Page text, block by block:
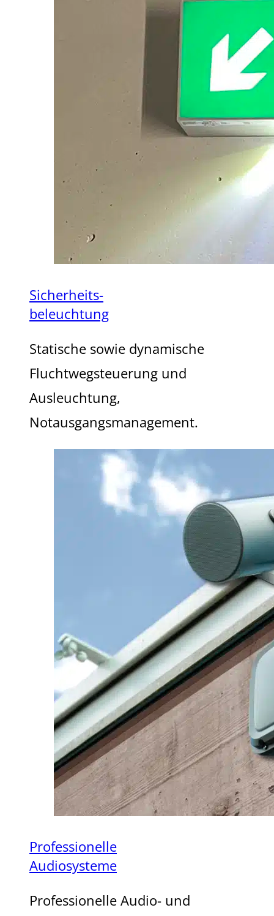
Sicherheits-
beleuchtung
Statische sowie dynamische
Fluchtwegsteuerung und
Ausleuchtung,
Notausgangsmanagement.
Professionelle
Audiosysteme
Professionelle Audio- und